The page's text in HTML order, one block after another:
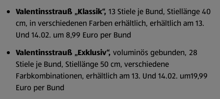
Valentinsstrauß „Klassik“, 13 Stiele je Bund, Stiellänge 40
cm, in verschiedenen Farben erhältlich, erhältlich am 13.
Und 14.02. um 8,99 Euro per Bund
Valentinsstrauß „Exklusiv“, voluminös gebunden, 28
Stiele je Bund, Stiellänge 50 cm, verschiedene
Farbkombinationen, erhältlich am 13. Und 14.02. um19,99
Euro per Bund